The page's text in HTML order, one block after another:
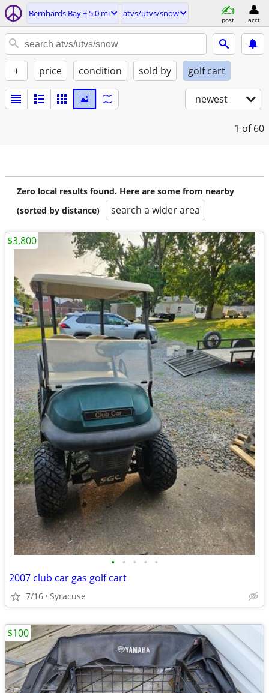
Bernhards Bay ± 5.0 mi atvs/utvs/snow
post acct
+ price condition sold by golf cart
newest
1 of 60
Zero local results found. Here are some from nearby
(sorted by distance)
search a wider area
• • • • •
2007 club car gas golf cart
7/16 Syracuse
$3,800
$100